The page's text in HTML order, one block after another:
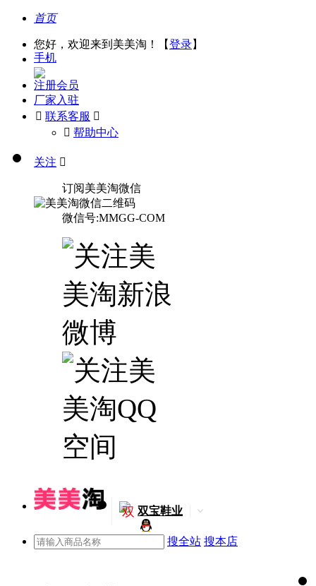
首页
您好，欢迎来到美美淘！【登录】
手机
注册会员
厂家入驻
 联系客服 
󰅃 帮助中心
关注 
订阅美美淘微信
微信号:MMGG-COM
双 双宝鞋业
搜全站 搜本店